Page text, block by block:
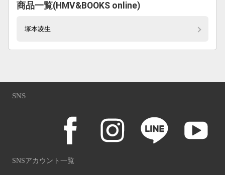
商品一覧(HMV&BOOKS online)
塚本凌生
SNS
SNSアカウント一覧